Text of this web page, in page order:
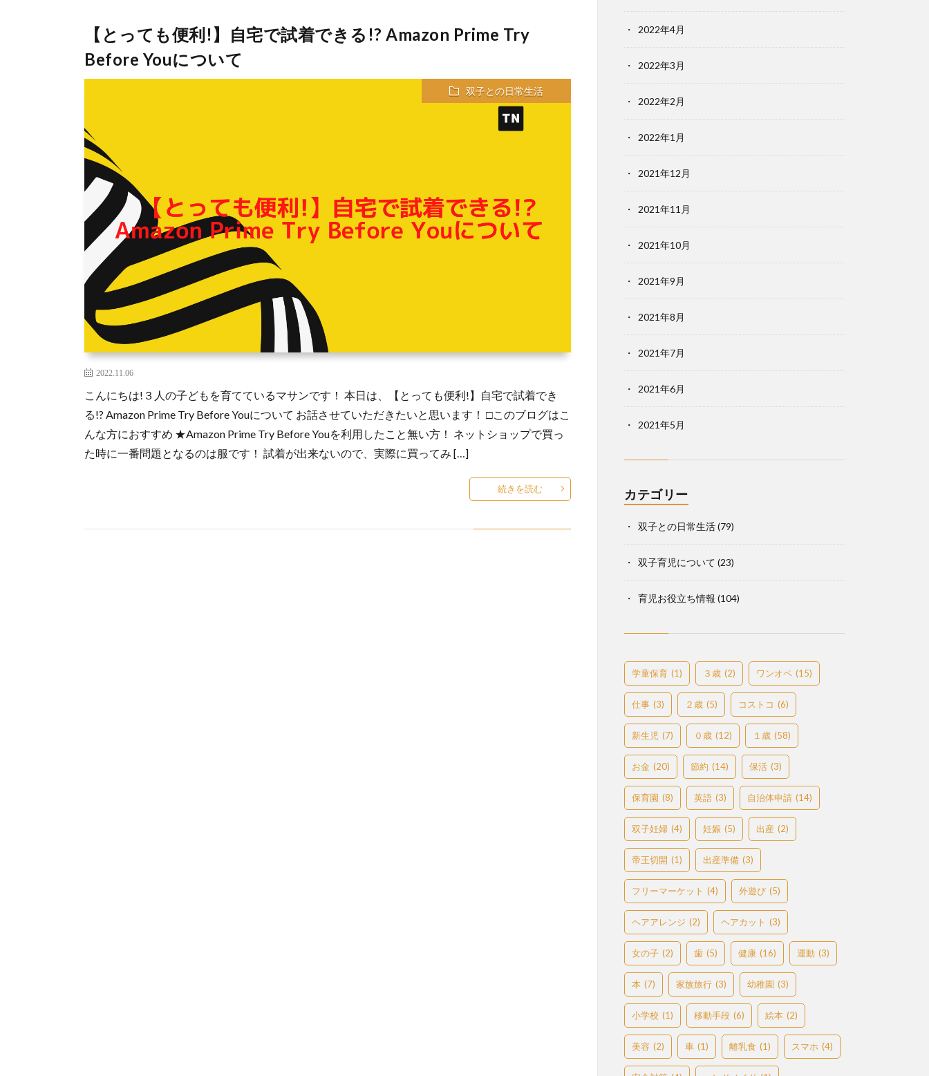
【とっても便利!】自宅で試着できる!? Amazon Prime Try
Before Youについて
双子との日常生活
2022.11.06
こんにちは!３人の子どもを育てているマサンです！ 本日は、【とっても便利!】自宅で試着でき
る!? Amazon Prime Try Before Youについて お話させていただきたいと思います！ □このブログはこ
んな方におすすめ ★Amazon Prime Try Before Youを利用したこと無い方！ ネットショップで買っ
た時に一番問題となるのは服です！ 試着が出来ないので、実際に買ってみ […]
続きを読む
2022年4月
2022年3月
2022年2月
2022年1月
2021年12月
2021年11月
2021年10月
2021年9月
2021年8月
2021年7月
2021年6月
2021年5月
カテゴリー
双子との日常生活(79)
双子育児について (23)
育児お役立ち情報 (104)
学童保育 (1) ３歳 (2) ワンオペ (15)
仕事 (3) ２歳 (5) コストコ (6)
新生児 (7) ０歳 (12) １歳 (58)
お金 (20) 節約 (14) 保活 (3)
保育園 (8) 英語 (3) 自治体申請 (14)
双子妊婦 (4) 妊娠 (5) 出産 (2)
帝王切開 (1) 出産準備 (3)
フリーマーケット (4) 外遊び (5)
ヘアアレンジ (2) ヘアカット (3)
女の子 (2) 歯 (5) 健康 (16) 運動 (3)
本 (7) 家族旅行 (3) 幼稚園 (3)
小学校 (1) 移動手段 (6) 絵本 (2)
美容 (2) 車 (1) 離乳食 (1) スマホ (4)